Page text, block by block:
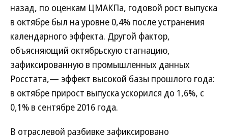
назад, по оценкам ЦМАКПа, годовой рост выпуска
в октябре был на уровне 0,4% после устранения
календарного эффекта. Другой фактор,
объясняющий октябрьскую стагнацию,
зафиксированную в промышленных данных
Росстата,— эффект высокой базы прошлого года:
в октябре прирост выпуска ускорился до 1,6%, с
0,1% в сентябре 2016 года.
В отраслевой разбивке зафиксировано